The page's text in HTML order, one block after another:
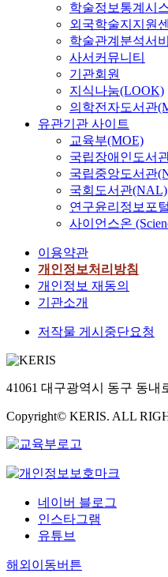
학술정보통계시
외국학술지지원
학술관계분석서
사서커뮤니티
기관회원
지식나눔(LOOK)
의학전자도서관
유관기관 사이트
교육부(MOE)
국립장애인도서
국립중앙도서관
국회도서관(NAL)
연구윤리정보포
사이언스온
이용약관
개인정보처리방침
개인정보 재동의
기관소개
저작물 게시중단요청
41061 대구광역시 동구 동내
Copyright© KERIS. ALL
네이버 블로그
인스타그램
유튜브
해외이동버튼